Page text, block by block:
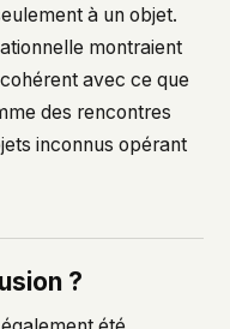
à un objet.
montraient
avec ce que
des rencontres
inconnus opérant
?